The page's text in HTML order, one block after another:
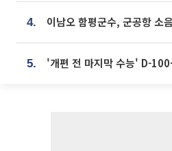
4. 이남오 함평군수, 군공항 소
5.